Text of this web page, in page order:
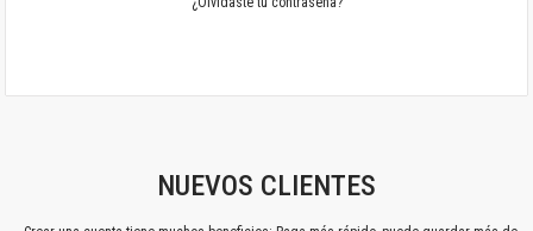
NUEVOS CLIENTES